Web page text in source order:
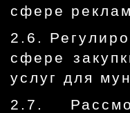
сфере
2.6.
сфере
услуг для
2.7.